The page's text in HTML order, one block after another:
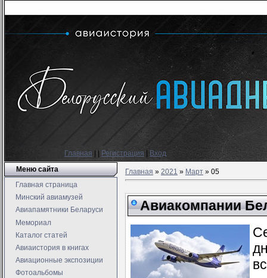
Главная Регистрация
Вход
Меню сайта
Главная страница
Минский авиамузей
Авиапамятники Беларуси
Мемориал
Каталог статей
Авиаистория в книгах
Авиационные экспозиции
Фотоальбомы
Главная»2021 » Март » 05
Авиакомпании